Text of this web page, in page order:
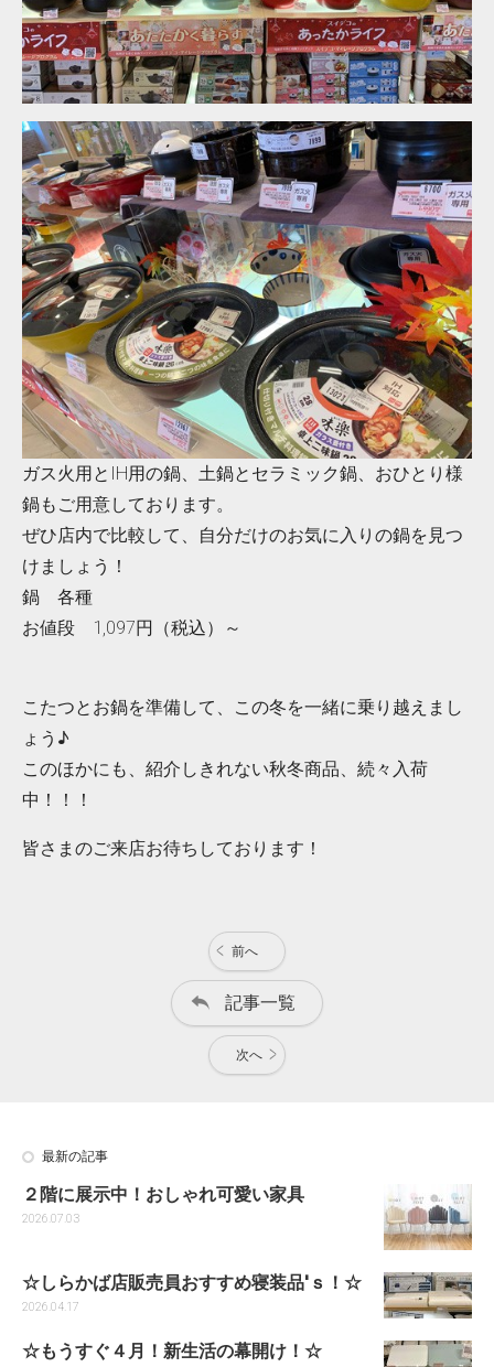
ガス火用とIH用の鍋、土鍋とセラミック鍋、おひとり様
鍋もご用意しております。
ぜひ店内で比較して、自分だけのお気に入りの鍋を見つ
けましょう！
鍋 各種
お値段 1,097円（税込）～
こたつとお鍋を準備して、この冬を一緒に乗り越えまし
ょう♪
このほかにも、紹介しきれない秋冬商品、続々入荷
中！！！
皆さまのご来店お待ちしております！
前へ
記事一覧
次へ
最新の記事
２階に展示中！おしゃれ可愛い家具
2026.07.03
☆しらかば店販売員おすすめ寝装品'ｓ！☆
2026.04.17
☆もうすぐ４月！新生活の幕開け！☆